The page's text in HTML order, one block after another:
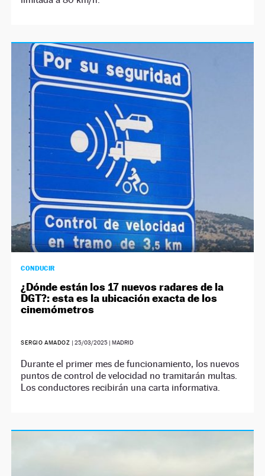
CONDUCIR
¿Dónde están los 17 nuevos radares de la
DGT?: esta es la ubicación exacta de los
cinemómetros
SERGIO AMADOZ | 25/03/2025| MADRID
Durante el primer mes de funcionamiento, los nuevos
puntos de control de velocidad no tramitarán multas.
Los conductores recibirán una carta informativa.